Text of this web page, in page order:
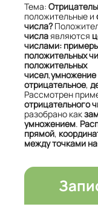
Тема:
положительные и
числа?
числаявляются
числами:
положительных
положительных
чисел,умножение
отрицательное,
Рассмотрен
отрицательного
разобрано как
умножением.
прямой,
между точками